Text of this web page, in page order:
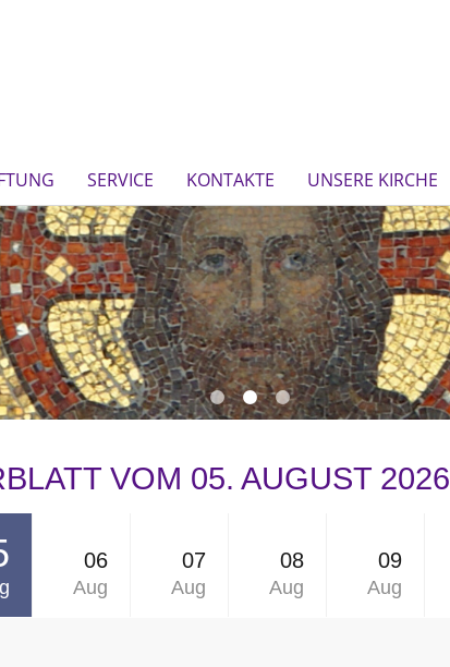
SERVICE KONTAKTE UNSERE KIRCHE
VOM 05. AUGUST 2026
06
Aug
07
Aug
08
Aug
09
Aug